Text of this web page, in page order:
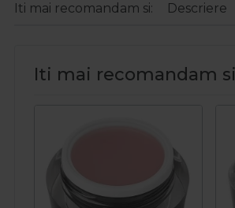
Iti mai recomandam si: Descriere
Iti mai recomandam